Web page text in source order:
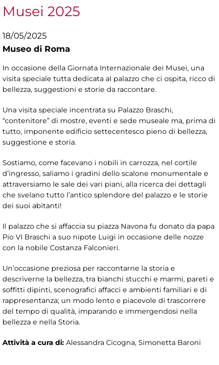
Musei 2025
18/05/2025
Museo di Roma
In occasione della Giornata Internazionale dei Musei, una
visita speciale tutta dedicata al palazzo che ci ospita, ricco di
bellezza, suggestioni e storie da raccontare.
Una visita speciale incentrata su Palazzo Braschi,
“contenitore” di mostre, eventi e sede museale ma, prima di
tutto, imponente edificio settecentesco pieno di bellezza,
suggestione e storia.
Sostiamo, come facevano i nobili in carrozza, nel cortile
d’ingresso, saliamo i gradini dello scalone monumentale e
attraversiamo le sale dei vari piani, alla ricerca dei dettagli
che svelano tutto l’antico splendore del palazzo e le storie
dei suoi abitanti!
Il palazzo che si affaccia su piazza Navona fu donato da papa
Pio VI Braschi a suo nipote Luigi in occasione delle nozze
con la nobile Costanza Falconieri.
Un’occasione preziosa per raccontarne la storia e
descriverne la bellezza, tra bianchi stucchi e marmi, pareti e
soffitti dipinti, scenografici affacci e ambienti familiari e di
rappresentanza; un modo lento e piacevole di trascorrere
del tempo di qualità, imparando e immergendosi nella
bellezza e nella Storia.
Attività a cura di: Alessandra Cicogna, Simonetta Baroni